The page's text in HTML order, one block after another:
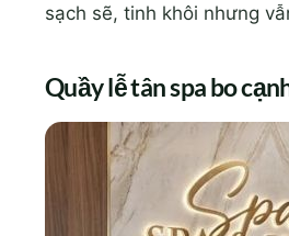
sạch sẽ, tinh khôi nhưng
Quầy lễ tân spa bo